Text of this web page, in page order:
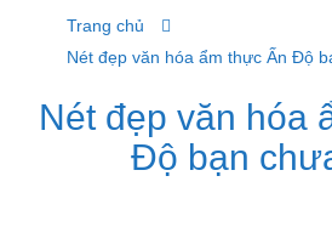
Trang chủ
Nét đẹp văn hóa ẩm thực Ấn Độ
Nét đẹp văn hóa
Độ bạn